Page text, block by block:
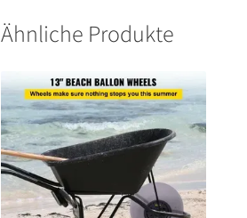
Ähnliche Produkte